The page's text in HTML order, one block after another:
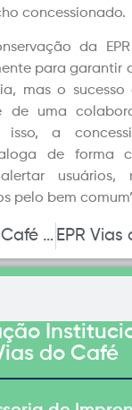
do Café
concessionado.
da
para garantir
mas o sucesso
de uma
isso, a
de forma
pelo bem
EPR Vias do Café programa obras até sexta-feira para ampliar condições de segurança e tráfego em 6 rodovias